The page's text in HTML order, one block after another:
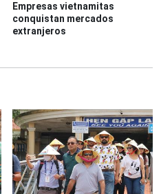
Empresas vietnamitas
conquistan mercados
extranjeros